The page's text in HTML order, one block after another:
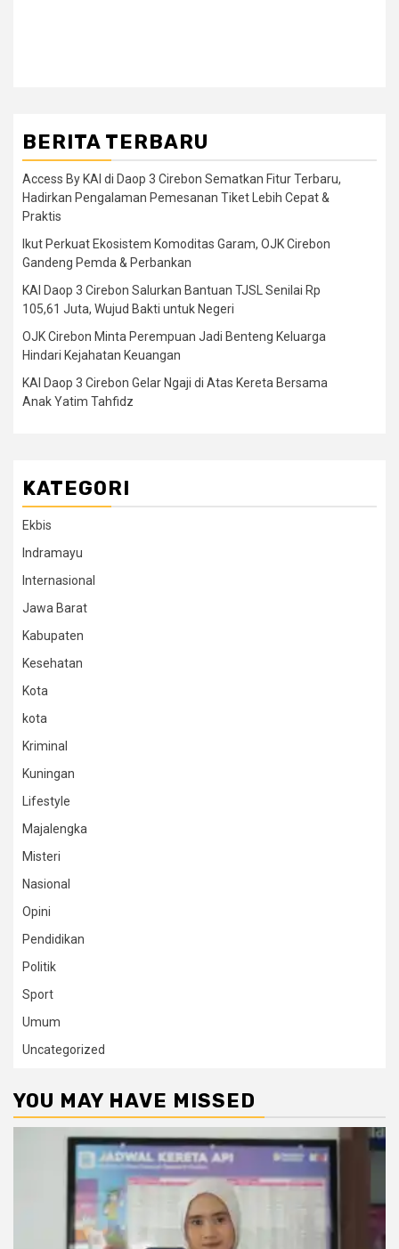
BERITA TERBARU
Access By KAI di Daop 3 Cirebon Sematkan Fitur Terbaru,
Hadirkan Pengalaman Pemesanan Tiket Lebih Cepat &
Praktis
Ikut Perkuat Ekosistem Komoditas Garam, OJK Cirebon
Gandeng Pemda & Perbankan
KAI Daop 3 Cirebon Salurkan Bantuan TJSL Senilai Rp
105,61 Juta, Wujud Bakti untuk Negeri
OJK Cirebon Minta Perempuan Jadi Benteng Keluarga
Hindari Kejahatan Keuangan
KAI Daop 3 Cirebon Gelar Ngaji di Atas Kereta Bersama
Anak Yatim Tahfidz
KATEGORI
Ekbis
Indramayu
Internasional
Jawa Barat
Kabupaten
Kesehatan
Kota
kota
Kriminal
Kuningan
Lifestyle
Majalengka
Misteri
Nasional
Opini
Pendidikan
Politik
Sport
Umum
Uncategorized
YOU MAY HAVE MISSED